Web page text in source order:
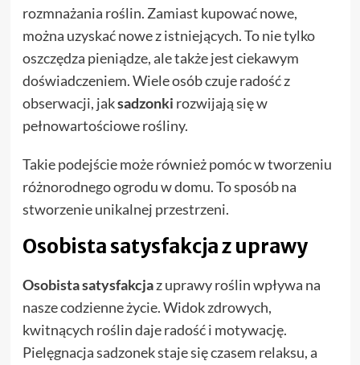
rozmnażania roślin. Zamiast kupować nowe,
można uzyskać nowe z istniejących. To nie tylko
oszczędza pieniądze, ale także jest ciekawym
doświadczeniem. Wiele osób czuje radość z
obserwacji, jaksadzonki rozwijają się w
pełnowartościowe rośliny.
Takie podejście może również pomóc w tworzeniu
różnorodnego ogrodu w domu. To sposób na
stworzenie unikalnej przestrzeni.
Osobista satysfakcja z uprawy
Osobista satysfakcjaz uprawy roślin wpływa na
nasze codzienne życie. Widok zdrowych,
kwitnących roślin daje radość i motywację.
Pielęgnacja sadzonek staje się czasem relaksu, a